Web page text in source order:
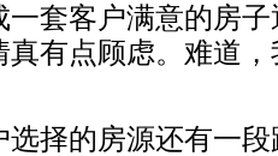
套客户满意的房
真有点顾虑。难道
择的房源还有一